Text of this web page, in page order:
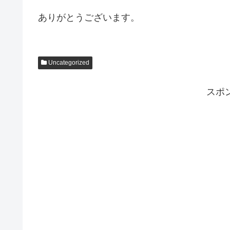
ありがとうございます。
Uncategorized
スポ